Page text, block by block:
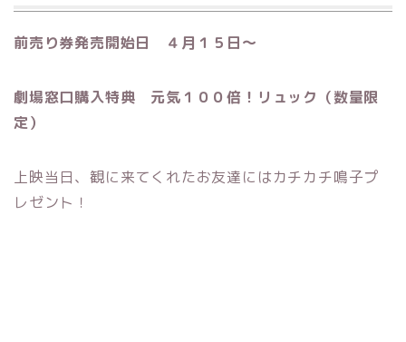
前売り券発売開始日 ４月１５日〜
劇場窓口購入特典 元気１００倍！リュック（数量限
定）
上映当日、観に来てくれたお友達にはカチカチ鳴子プ
レゼント！